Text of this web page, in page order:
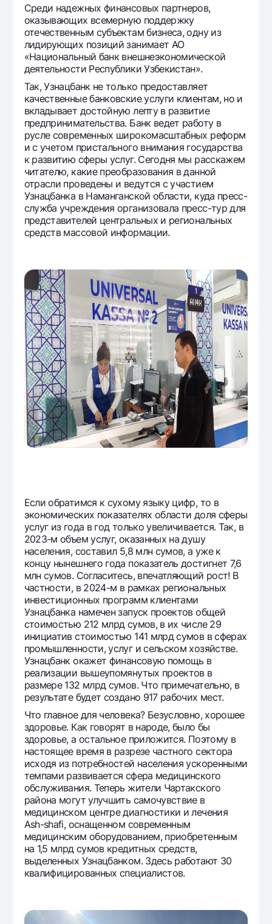
Среди надежных финансовых партнеров,
оказывающих всемерную поддержку
отечественным субъектам бизнеса, одну из
лидирующих позиций занимает АО
«Национальный банк внешнеэкономической
деятельности Республики Узбекистан».
Так, Узнацбанк не только предоставляет
качественные банковские услуги клиентам, но и
вкладывает достойную лепту в развитие
предпринимательства. Банк ведет работу в
русле современных широкомасштабных реформ
и с учетом пристального внимания государства
к развитию сферы услуг. Сегодня мы расскажем
читателю, какие преобразования в данной
отрасли проведены и ведутся с участием
Узнацбанка в Наманганской области, куда пресс-
служба учреждения организовала пресс-тур для
представителей центральных и региональных
средств массовой информации.
Если обратимся к сухому языку цифр, то в
экономических показателях области доля сферы
услуг из года в год только увеличивается. Так, в
2023-м объем услуг, оказанных на душу
населения, составил 5,8 млн сумов, а уже к
концу нынешнего года показатель достигнет 7,6
млн сумов. Согласитесь, впечатляющий рост! В
частности, в 2024-м в рамках региональных
инвестиционных программ клиентами
Узнацбанка намечен запуск проектов общей
стоимостью 212 млрд сумов, в их числе 29
инициатив стоимостью 141 млрд сумов в сферах
промышленности, услуг и сельском хозяйстве.
Узнацбанк окажет финансовую помощь в
реализации вышеупомянутых проектов в
размере 132 млрд сумов. Что примечательно, в
результате будет создано 917 рабочих мест.
Что главное для человека? Безусловно, хорошее
здоровье. Как говорят в народе, было бы
здоровье, а остальное приложится. Поэтому в
настоящее время в разрезе частного сектора
исходя из потребностей населения ускоренными
темпами развивается сфера медицинского
обслуживания. Теперь жители Чартакского
района могут улучшить самочувствие в
медицинском центре диагностики и лечения
Ash-shafi, оснащенном современным
медицинским оборудованием, приобретенным
на 1,5 млрд сумов кредитных средств,
выделенных Узнацбанком. Здесь работают 30
квалифицированных специалистов.